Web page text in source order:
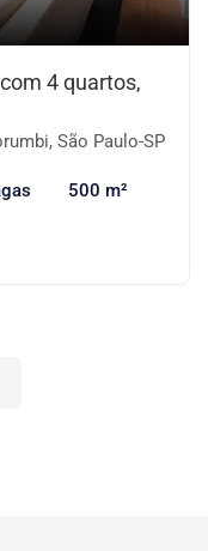
4 quartos,
São Paulo-SP
500 m²